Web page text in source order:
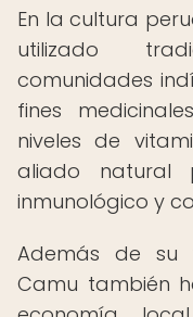
En la cultura
utilizado
comunidades
fines
niveles de
aliado natural
inmunológico y
Además de su
Camu también